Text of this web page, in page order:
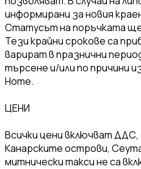
информирани за новия
Статусът на поръчката
Тези крайни срокове са
варират в празнични
търсене и/или по причини
Home.
ЦЕНИ
Всички цени включват ДДС,
Канарските острови,
митнически такси не са